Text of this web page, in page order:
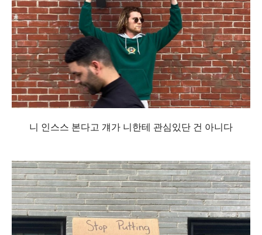
니 인스스 본다고 걔가 니한테 관심있단 건 아니다